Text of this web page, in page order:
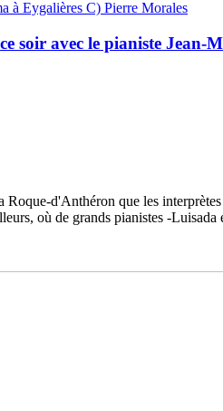
à Eygalières C) Pierre Morales
soir avec le pianiste Jean-
d'Anthéron que les
où de grands pianistes -Luisada